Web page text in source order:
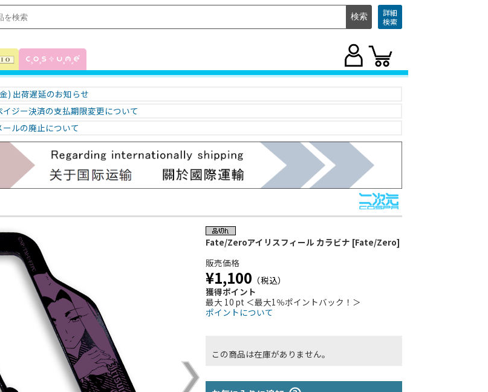
詳細
検索
) 出荷遅延のお知らせ
イジー決済の支払期限変更について
ールの廃止について
Fate/Zeroアイリスフィール カラビナ [Fate/Zero]
販売価格
¥1,100 （税込）
獲得ポイント
最大 10 pt ＜最大1％ポイントバック！＞
ポイントについて
この商品は在庫がありません。